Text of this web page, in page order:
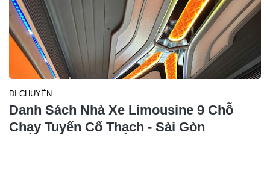
DI CHUYỂN
Danh Sách Nhà Xe Limousine 9 Chỗ
Chạy Tuyến Cổ Thạch - Sài Gòn